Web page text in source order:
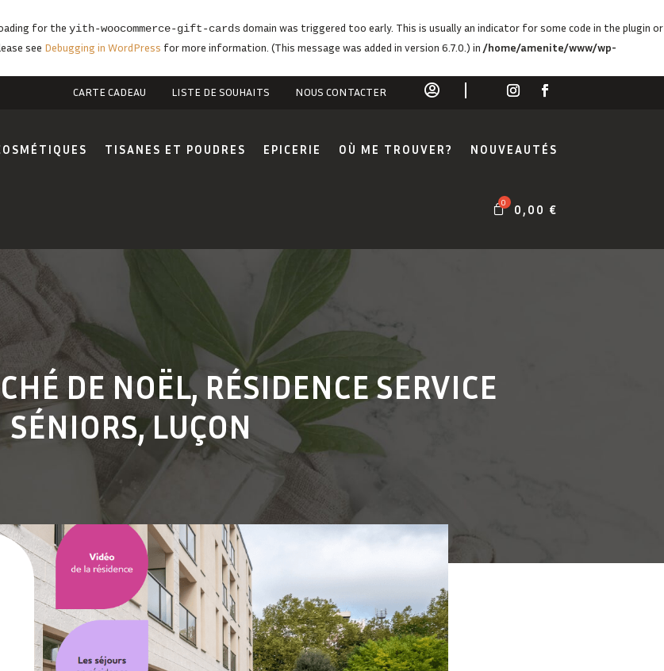
for the yith-woocommerce-gift-cardsdomain was triggered too early. This is usually an indicator for some code in the plugin or
see Debugging in WordPress for more information. (This message was added in version 6.7.0.) in /home/amenite/www/wp-
CARTE CADEAU
LISTE DE SOUHAITS NOUS CONTACTER 
TISANES ET POUDRES EPICERIE OÙ ME TROUVER? NOUVEAUTÉS
0,00 €
DE NOËL, RÉSIDENCE SERVICE
SÉNIORS, LUÇON